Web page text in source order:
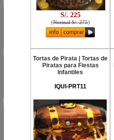
S/. 225
(Normal S/. 275)
Tortas de Pirata | Tortas de
Piratas para Fiestas
Infantiles
IQUI-PRT11